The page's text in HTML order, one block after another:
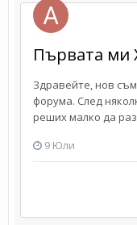
Първата ми
Здравейте, нов
форума. След
реших малко да
9 Юли